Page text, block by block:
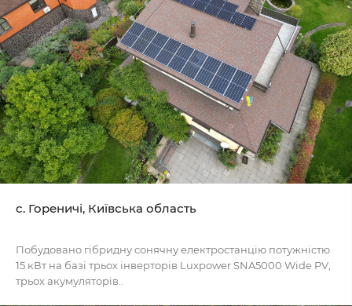
c. Гореничі, Київська область
Побудовано гібридну сонячну електростанцію потужністю
15 кВт на базі трьох інверторів Luxpower SNA5000 Wide PV,
трьох акумуляторів..